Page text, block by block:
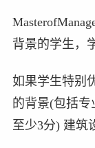
背景的学生，
如果学生特别
的背景(包括
至少3分) 建筑